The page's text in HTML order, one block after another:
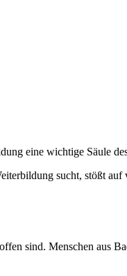
eine wichtige Säule
sucht, stößt
sind. Menschen aus